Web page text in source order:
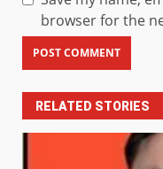
browser for the
RELATED STORIES